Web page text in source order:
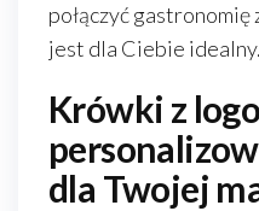
połączyć
jest dla Ciebie idealny.
Krówki z
dla Twojej